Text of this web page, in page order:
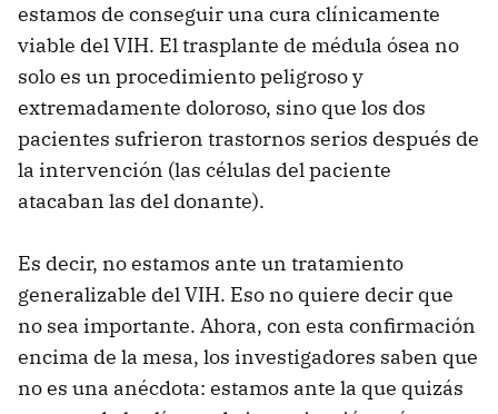
estamos de conseguir una cura clínicamente
viable del VIH. El trasplante de médula ósea no
solo es un procedimiento peligroso y
extremadamente doloroso, sino que los dos
pacientes sufrieron trastornos serios después de
la intervención (las células del paciente
atacaban las del donante).
Es decir, no estamos ante un tratamiento
generalizable del VIH. Eso no quiere decir que
no sea importante. Ahora, con esta confirmación
encima de la mesa, los investigadores saben que
no es una anécdota: estamos ante la que quizás